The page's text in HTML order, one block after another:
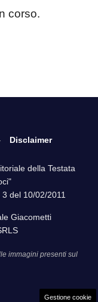
corso.
Disclaimer
della Testata
del 10/02/2011
Giacometti
immagini presenti sul
Gestione cookie